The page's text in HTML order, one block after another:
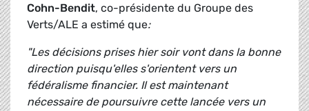
Cohn-Bendit, co-présidente du Groupe des
Verts/ALE a estimé que:
"Les décisions prises hier soir vont dans la bonne
direction puisqu'elles s'orientent vers un
fédéralisme financier. Il est maintenant
nécessaire de poursuivre cette lancée vers un